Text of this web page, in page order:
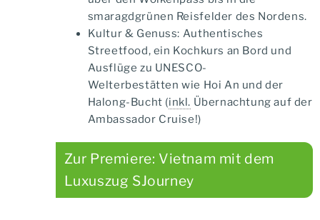
smaragdgrünen Reisfelder des Nordens.
Kultur & Genuss: Authentisches
Streetfood, ein Kochkurs an Bord und
Ausflüge zu UNESCO-
Welterbestätten wie Hoi An und der
Halong-Bucht (inkl. Übernachtung auf der
Ambassador Cruise!)
Zur Premiere: Vietnam mit dem
Luxuszug SJourney